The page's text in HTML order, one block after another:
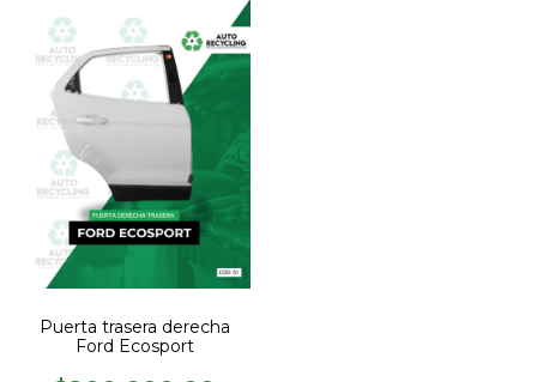
Puerta trasera derecha
Ford Ecosport